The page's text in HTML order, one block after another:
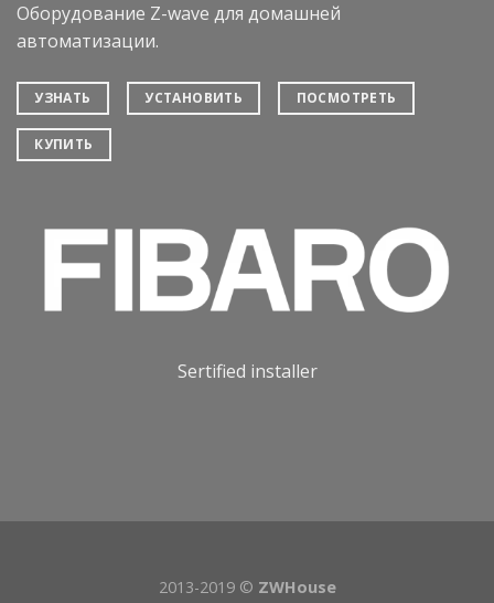
Оборудование Z-wave для домашней
автоматизации.
УЗНАТЬ УСТАНОВИТЬ ПОСМОТРЕТЬ
КУПИТЬ
Sertified installer
2013-2019 © ZWHouse